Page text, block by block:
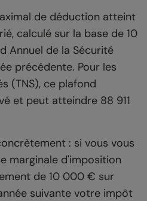
de déduction atteint
calculé sur la base de 10
Annuel de la Sécurité
précédente. Pour les
(TNS), ce plafond
et peut atteindre 88 911
: si vous vous
marginale d'imposition
de 10 000 € sur
suivante votre impôt